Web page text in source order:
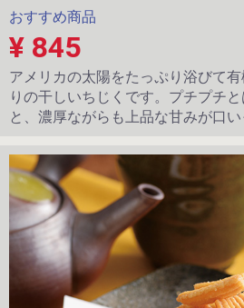
おすすめ商品
¥ 845
アメリカの太陽をたっぷり浴びて
りの干しいちじくです。プチプチ
と、濃厚ながらも上品な甘みが口い